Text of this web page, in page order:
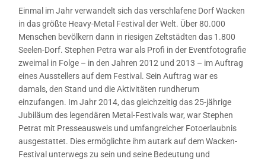
Einmal im Jahr verwandelt sich das verschlafene Dorf Wacken
in das größte Heavy-Metal Festival der Welt. Über 80.000
Menschen bevölkern dann in riesigen Zeltstädten das 1.800
Seelen-Dorf. Stephen Petra war als Profi in der Eventfotografie
zweimal in Folge – in den Jahren 2012 und 2013 – im Auftrag
eines Ausstellers auf dem Festival. Sein Auftrag war es
damals, den Stand und die Aktivitäten rundherum
einzufangen. Im Jahr 2014, das gleichzeitig das 25-jährige
Jubiläum des legendären Metal-Festivals war, war Stephen
Petrat mit Presseausweis und umfangreicher Fotoerlaubnis
ausgestattet. Dies ermöglichte ihm autark auf dem Wacken-
Festival unterwegs zu sein und seine Bedeutung und